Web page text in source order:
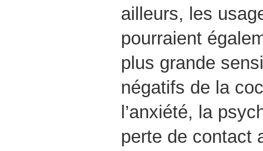
ailleurs, les
pourraient
plus grande
négatifs de la
l’anxiété, la
perte de contact